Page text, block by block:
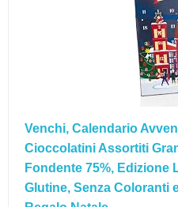
Venchi, Calendario
Cioccolatini Assortiti
Fondente 75%, Edizione
Glutine, Senza Coloranti